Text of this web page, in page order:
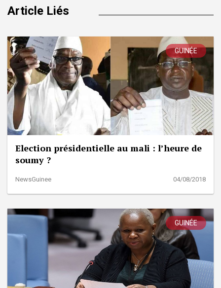
Article Liés
GUINÉE
Election présidentielle au mali : l’heure de
soumy ?
NewsGuinee 04/08/2018
GUINÉE